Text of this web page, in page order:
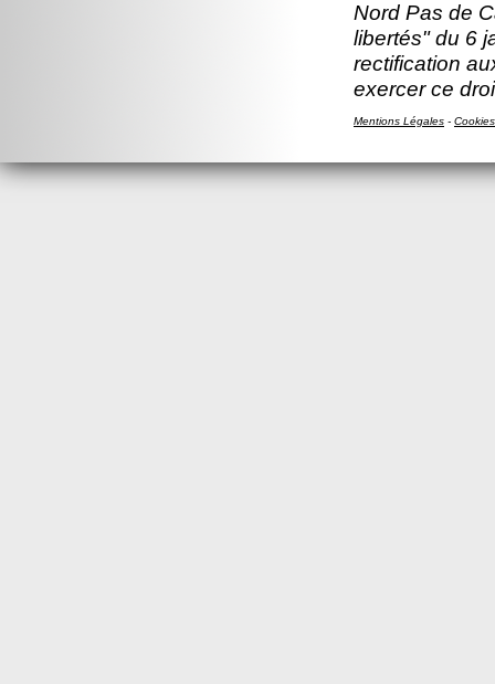
Nord Pas de
libertés" du 6
rectification
exercer ce
Mentions Légales - Cookies